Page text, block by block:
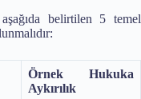
belirtilen 5 temel
Örnek Hukuka
Aykırılık